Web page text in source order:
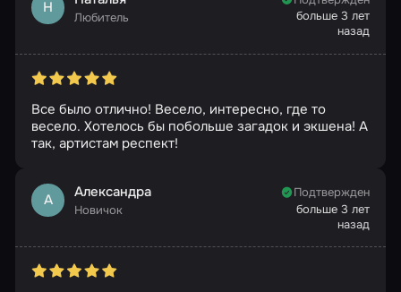
Н
Любитель
больше 3 лет
назад
Все было отлично! Весело, интересно, где то
весело. Хотелось бы побольше загадок и экшена! А
так, артистам респект!
А Александра
Новичок
Подтвержден
больше 3 лет
назад